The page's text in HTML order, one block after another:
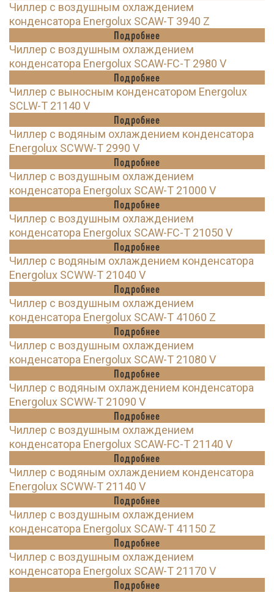
Чиллер с воздушным охлаждением
конденсатора Energolux SCAW-T 3940 Z
Подробнее
Чиллер с воздушным охлаждением
конденсатора Energolux SCAW-FC-T 2980 V
Подробнее
Чиллер с выносным конденсатором Energolux
SCLW-T 21140 V
Подробнее
Чиллер с водяным охлаждением конденсатора
Energolux SCWW-T 2990 V
Подробнее
Чиллер с воздушным охлаждением
конденсатора Energolux SCAW-T 21000 V
Подробнее
Чиллер с воздушным охлаждением
конденсатора Energolux SCAW-FC-T 21050 V
Подробнее
Чиллер с водяным охлаждением конденсатора
Energolux SCWW-T 21040 V
Подробнее
Чиллер с воздушным охлаждением
конденсатора Energolux SCAW-T 41060 Z
Подробнее
Чиллер с воздушным охлаждением
конденсатора Energolux SCAW-T 21080 V
Подробнее
Чиллер с водяным охлаждением конденсатора
Energolux SCWW-T 21090 V
Подробнее
Чиллер с воздушным охлаждением
конденсатора Energolux SCAW-FC-T 21140 V
Подробнее
Чиллер с водяным охлаждением конденсатора
Energolux SCWW-T 21140 V
Подробнее
Чиллер с воздушным охлаждением
конденсатора Energolux SCAW-T 41150 Z
Подробнее
Чиллер с воздушным охлаждением
конденсатора Energolux SCAW-T 21170 V
Подробнее